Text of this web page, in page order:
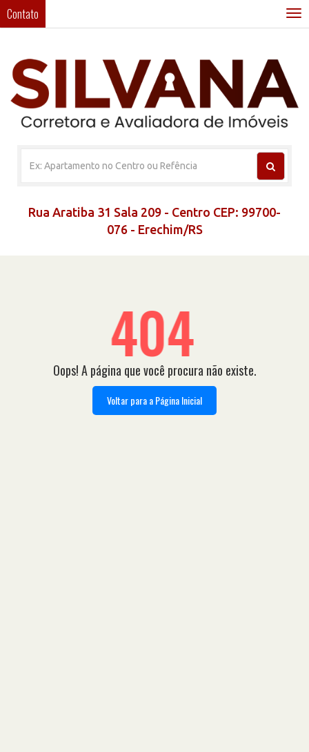
Contato
Rua Aratiba 31 Sala 209 - Centro CEP: 99700-
076 - Erechim/RS
404
Oops! A página que você procura não existe.
Voltar para a Página Inicial